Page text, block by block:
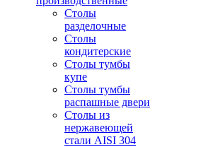
Столы
разделочные
Столы
кондитерские
Столы тумбы
купе
Столы тумбы
распашные двери
Столы из
нержавеющей
стали AISI 304